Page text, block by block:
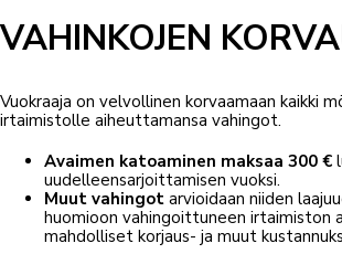
VAHINKOJEN
Vuokraaja on velvollinen korvaamaan kaikki
irtaimistolle aiheuttamansa vahingot.
Avaimen katoaminen maksaa 300 €
uudelleensarjoittamisen vuoksi.
Muut vahingot arvioidaan niiden
huomioon vahingoittuneen irtaimiston
mahdolliset korjaus- ja muut